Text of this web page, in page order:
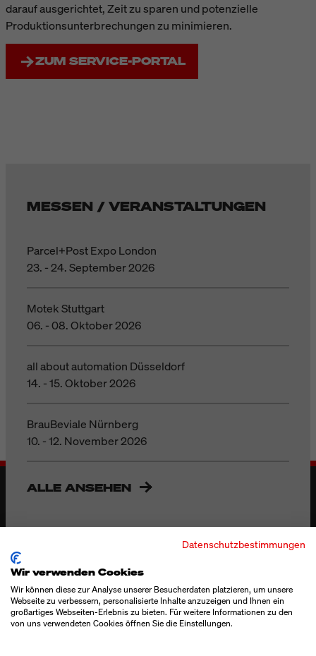
darauf ausgerichtet, Zeit zu sparen und potenzielle
Produktionsunterbrechungen zu minimieren.
ZUM SERVICE-PORTAL
MESSEN / VERANSTALTUNGEN
Parcel+Post Expo London
23. - 24. September 2026
Motek Stuttgart
06. - 08. Oktober 2026
all about automation Düsseldorf
14. - 15. Oktober 2026
BrauBeviale Nürnberg
10. - 12. November 2026
ALLE ANSEHEN
Bluhm Systeme GmbH
Datenschutzbestimmungen
Wir verwenden Cookies
Wir können diese zur Analyse unserer Besucherdaten platzieren, um unsere
Webseite zu verbessern, personalisierte Inhalte anzuzeigen und Ihnen ein
großartiges Webseiten-Erlebnis zu bieten. Für weitere Informationen zu den
von uns verwendeten Cookies öffnen Sie die Einstellungen.